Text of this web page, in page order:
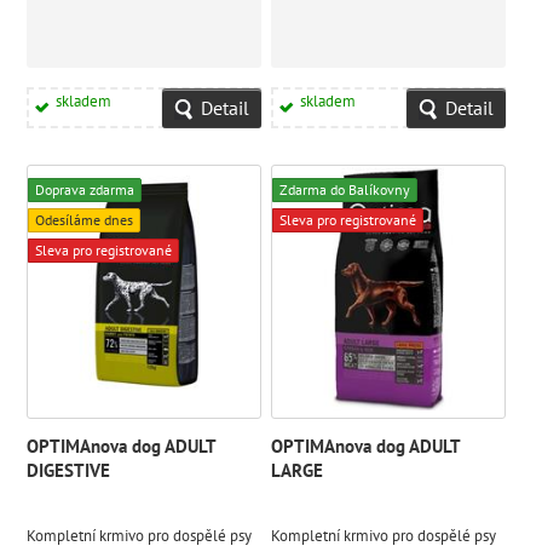
skladem Detail skladem Detail
Doprava zdarma
Odesíláme dnes
Sleva pro registrované
OPTIMAnova dog ADULT
DIGESTIVE
Kompletní krmivo pro dospělé psy
Zdarma do Balíkovny
Sleva pro registrované
OPTIMAnova dog ADULT
LARGE
Kompletní krmivo pro dospělé psy